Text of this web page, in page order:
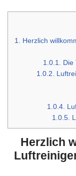
1. Herzlich
1.0.1. Die
1.0.2.
1.0.4.
1.0.5.
Herzlich